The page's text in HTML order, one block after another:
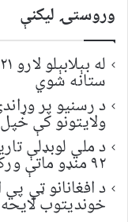
وروستۍ ليکنې
ستانه شوي
د رسنیو پر
ولایتونو کې
د ملي لوبډلې
۹۲ منډو ماتې ورکړه
د افغانانو ټي
خونديتوب